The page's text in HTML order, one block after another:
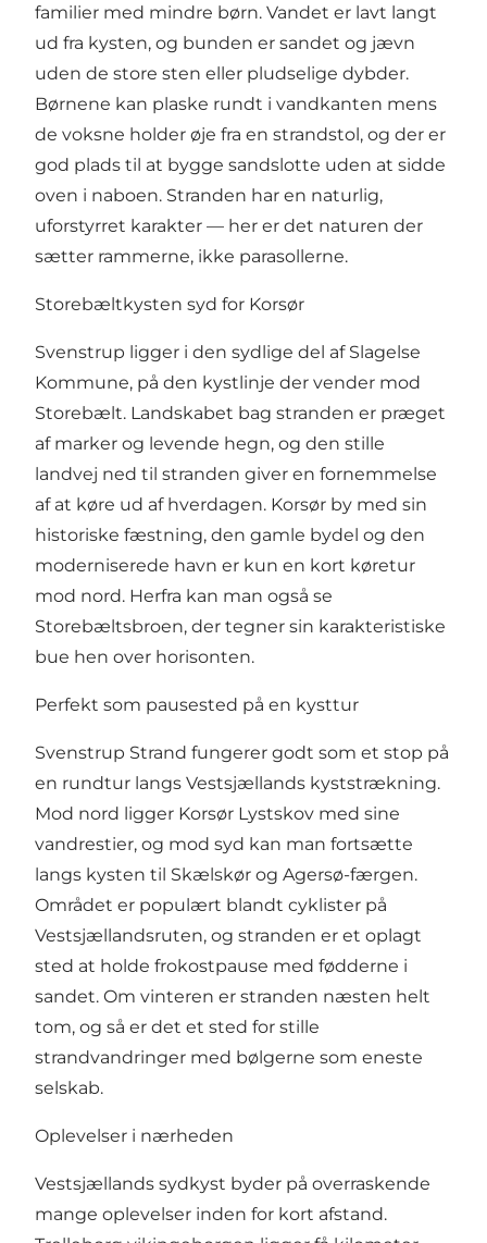
familier med mindre børn. Vandet er lavt langt
ud fra kysten, og bunden er sandet og jævn
uden de store sten eller pludselige dybder.
Børnene kan plaske rundt i vandkanten mens
de voksne holder øje fra en strandstol, og der er
god plads til at bygge sandslotte uden at sidde
oven i naboen. Stranden har en naturlig,
uforstyrret karakter — her er det naturen der
sætter rammerne, ikke parasollerne.
Storebæltkysten syd for Korsør
Svenstrup ligger i den sydlige del af Slagelse
Kommune, på den kystlinje der vender mod
Storebælt. Landskabet bag stranden er præget
af marker og levende hegn, og den stille
landvej ned til stranden giver en fornemmelse
af at køre ud af hverdagen. Korsør by med sin
historiske fæstning, den gamle bydel og den
moderniserede havn er kun en kort køretur
mod nord. Herfra kan man også se
Storebæltsbroen, der tegner sin karakteristiske
bue hen over horisonten.
Perfekt som pausested på en kysttur
Svenstrup Strand fungerer godt som et stop på
en rundtur langs Vestsjællands kyststrækning.
Mod nord ligger Korsør Lystskov med sine
vandrestier, og mod syd kan man fortsætte
langs kysten til Skælskør og Agersø-færgen.
Området er populært blandt cyklister på
Vestsjællandsruten, og stranden er et oplagt
sted at holde frokostpause med fødderne i
sandet. Om vinteren er stranden næsten helt
tom, og så er det et sted for stille
strandvandringer med bølgerne som eneste
selskab.
Oplevelser i nærheden
Vestsjællands sydkyst byder på overraskende
mange oplevelser inden for kort afstand.